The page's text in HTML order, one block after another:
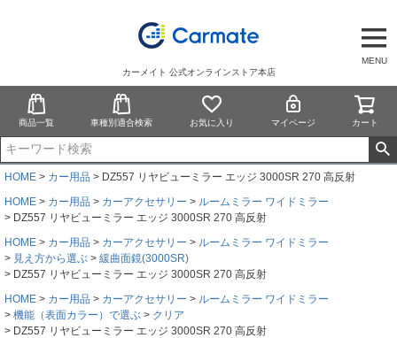
MENU
カーメイト 公式オンラインストア本店
商品一覧 車種別適合検索 お気に入り マイページ カート
HOME カー用品
DZ557 リヤビューミラー エッジ 3000SR 270 高反射
HOME
カー用品 カーアクセサリー
ルームミラー ワイドミラー
DZ557 リヤビューミラー エッジ 3000SR 270 高反射
HOME
カー用品 カーアクセサリー
ルームミラー ワイドミラー
見え方から選ぶ
緩曲面鏡(3000SR)
DZ557 リヤビューミラー エッジ 3000SR 270 高反射
HOME
カー用品 カーアクセサリー
ルームミラー ワイドミラー
機能（表面カラー）で選ぶ
クリア
DZ557 リヤビューミラー エッジ 3000SR 270 高反射